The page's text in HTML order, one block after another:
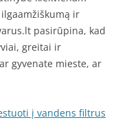
ir
pasirūpina, kad
greitai ir
gyvenate mieste, ar
į vandens filtrus